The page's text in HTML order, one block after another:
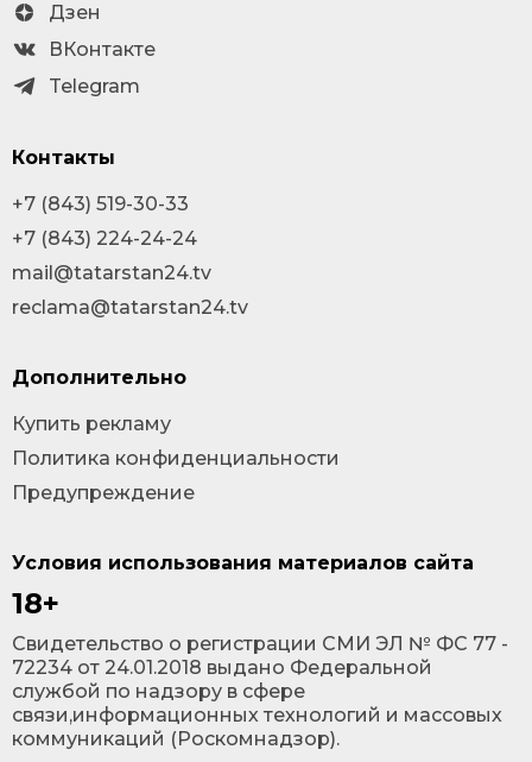
Условия использования материалов сайта
18+
Cвидетельство о регистрации СМИ ЭЛ № ФС 77 -
72234 от 24.01.2018 выдано Федеральной
службой по надзору в сфере
связи,информационных технологий и массовых
коммуникаций (Роскомнадзор).
Дзен
ВКонтакте
Telegram
Контакты
+7 (843) 519-30-33
+7 (843) 224-24-24
mail@tatarstan24.tv
reclama@tatarstan24.tv
Дополнительно
Купить рекламу
Политика конфиденциальности
Предупреждение